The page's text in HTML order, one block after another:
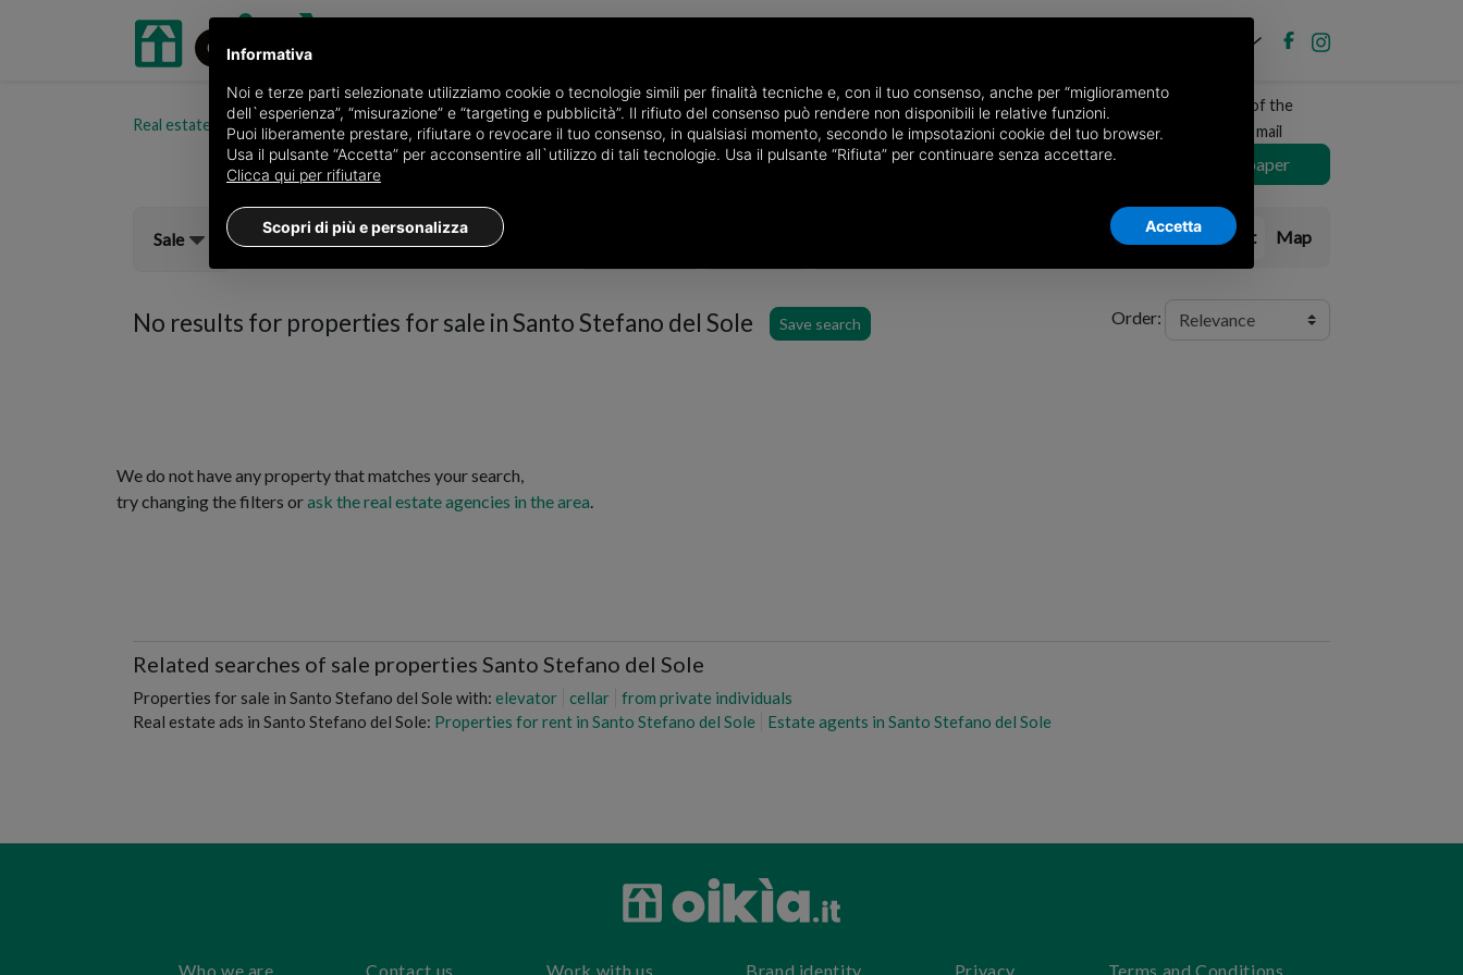
Real estate portal oikia.it Properties for sale in the province of Avellino Properties for sale in Santo Stefano del Sole
Receive a copy of the
newspaper by mail
Choose newspaper
Sale List Map
No results for properties for sale in Santo Stefano del Sole Save search Order:
We do not have any property that matches your search,
try changing the filters orask the real estate agencies in the area.
Related searches of sale properties Santo Stefano del Sole
Properties for sale in Santo Stefano del Sole with: elevator cellar
from private individuals
Real estate ads in Santo Stefano del Sole: Properties for rent in Santo Stefano del Sole Estate agents in Santo Stefano del Sole
Who we are Contact us Work with us Brand identity Privacy Terms and Conditions
Informativa
Noi e terze parti selezionate utilizziamo cookie o tecnologie simili per finalità tecniche e, con il tuo consenso, anche per “miglioramento
dell`esperienza”, “misurazione” e “targeting e pubblicità”. Il rifiuto del consenso può rendere non disponibili le relative funzioni.
Puoi liberamente prestare, rifiutare o revocare il tuo consenso, in qualsiasi momento, secondo le impsotazioni cookie del tuo browser.
Usa il pulsante “Accetta” per acconsentire all`utilizzo di tali tecnologie. Usa il pulsante “Rifiuta” per continuare senza accettare.
Clicca qui per rifiutare
Scopri di più e personalizza Accetta